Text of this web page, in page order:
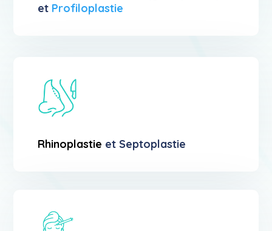
et Profiloplastie
Rhinoplastie et Septoplastie